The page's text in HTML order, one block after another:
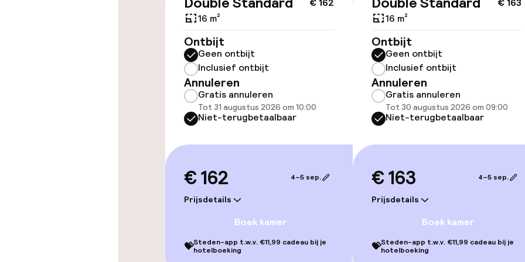
Toegankelijkheid
Overal rolstoeltoegankelijk
Lift
beschikbaar
geoptimaliseerde kamers
Zwemmen & wellness
€ 162
16 m²
Ontbijt
Geen ontbijt
Inclusief ontbijt
Annuleren
Gratis annuleren
Tot 31 augustus 2026 om 10:00
Niet-terugbetaalbaar
€ 162
Prijsdetails
4–5 sep.
Boek kamer
💝Steden-app t.w.v. €11,99 cadeau bij je
hotelboeking
€ 163
16 m²
Ontbijt
Geen ontbijt
Inclusief ontbijt
Annuleren
Gratis annuleren
Tot 30 augustus 2026 om 09:00
Niet-terugbetaalbaar
€ 163
Prijsdetails
4–5 sep.
Boek kamer
💝Steden-app t.w.v. €11,99 cadeau bij je
hotelboeking